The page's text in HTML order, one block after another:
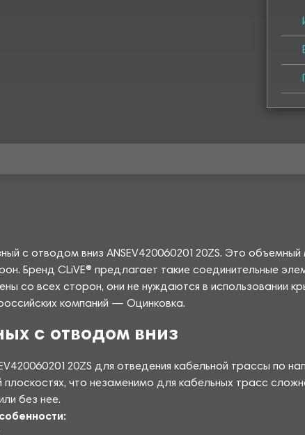
с отводом вниз ANSEV42006020120ZS. Это
Бренд CLiVE® предлагает такие соединительные
со всех сторон, они не нуждаются в использовании
компаний — Оцинковка.
с отводом вниз
для отведения кабельной трассы по
плоскостях, что незаменимо для кабельных трасс
без нее.